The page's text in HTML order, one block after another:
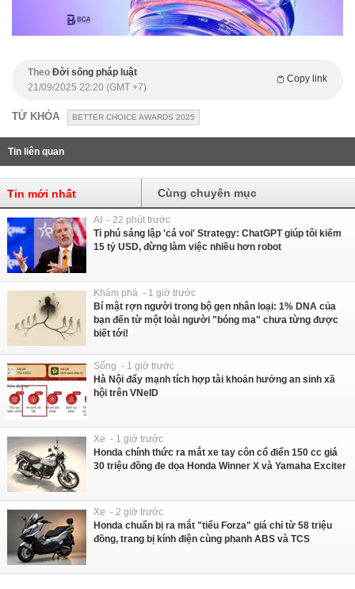
Theo Đời sống pháp luật
Copy link
21/09/2025 22:20 (GMT +7)
TỪ KHÓA BETTER CHOICE AWARDS 2025
Tin liên quan
Tin mới nhất Cùng chuyên mục
AI - 22 phút trước
Tỉ phú sáng lập 'cá voi' Strategy: ChatGPT giúp tôi kiếm
15 tỷ USD, đừng làm việc nhiều hơn robot
Khám phá - 1 giờ trước
Bí mật rợn người trong bộ gen nhân loại: 1% DNA của
bạn đến từ một loài người "bóng ma" chưa từng được
biết tới!
Sống - 1 giờ trước
Hà Nội đẩy mạnh tích hợp tài khoản hưởng an sinh xã
hội trên VNeID
Xe - 1 giờ trước
Honda chính thức ra mắt xe tay côn cổ điển 150 cc giá
30 triệu đồng đe dọa Honda Winner X và Yamaha Exciter
Xe - 2 giờ trước
Honda chuẩn bị ra mắt "tiểu Forza" giá chỉ từ 58 triệu
đồng, trang bị kính điện cùng phanh ABS và TCS